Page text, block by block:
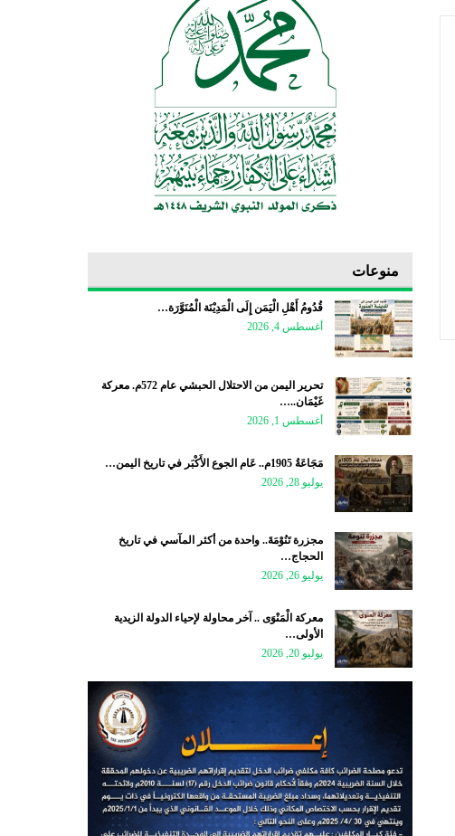
منوعات
قُدُومُ أَهْلِ الْيَمَن إِلَى الْمَدِيْنَة الْمُنَوَّرَة…
أغسطس 4, 2026
تحرير اليمن من الاحتلال الحبشي عام 572م. معركة
غَيْمَان..…
أغسطس 1, 2026
مَجَاعَةُ 1905م.. عَام الجوع الأَكْبَر في تاريخ اليمن…
يوليو 28, 2026
مجزرة تَنُوْمَةَ.. واحدة من أكثر المآسي في تاريخ
الحجاج…
يوليو 26, 2026
معركة الْمَنْوَى .. آخر محاولة لإحياء الدولة الزيدية
الأولى…
يوليو 20, 2026